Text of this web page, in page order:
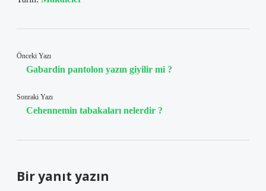
Önceki Yazı
Gabardin pantolon yazın giyilir mi ?
Sonraki Yazı
Cehennemin tabakaları nelerdir ?
Bir yanıt yazın